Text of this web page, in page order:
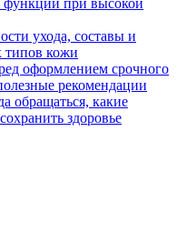
функции при высокой
ухода, составы и
типов кожи
оформлением срочного
рекомендации
обращаться, какие
здоровье